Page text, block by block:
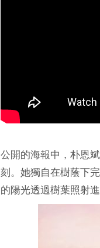
公開的海報中，朴恩
刻。她獨自在樹蔭下
的陽光透過樹葉照射